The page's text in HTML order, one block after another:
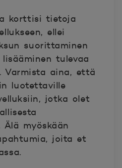
korttisi tietoja
ellei
suorittaminen
tulevaa
Varmista aina, että
luotettaville
jotka olet
Älä myöskään
joita et